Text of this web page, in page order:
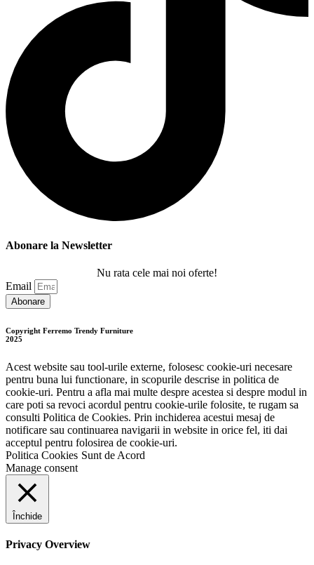
Abonare la Newsletter
Nu rata cele mai noi oferte!
Email
Abonare
Copyright Ferremo Trendy Furniture
2025
Acest website sau tool-urile externe, folosesc cookie-uri necesare
pentru buna lui functionare, in scopurile descrise in politica de
cookie-uri. Pentru a afla mai multe despre acestea si despre modul in
care poti sa revoci acordul pentru cookie-urile folosite, te rugam sa
consulti Politica de Cookies. Prin inchiderea acestui mesaj de
notificare sau continuarea navigarii in website in orice fel, iti dai
acceptul pentru folosirea de cookie-uri.
Politica Cookies Sunt de Acord
Manage consent
Închide
Privacy Overview